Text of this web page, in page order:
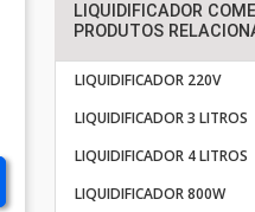
LIQUIDIFICADOR
PRODUTOS
LIQUIDIFICADOR 220V
LIQUIDIFICADOR 3 LITROS
LIQUIDIFICADOR 4 LITROS
LIQUIDIFICADOR 800W